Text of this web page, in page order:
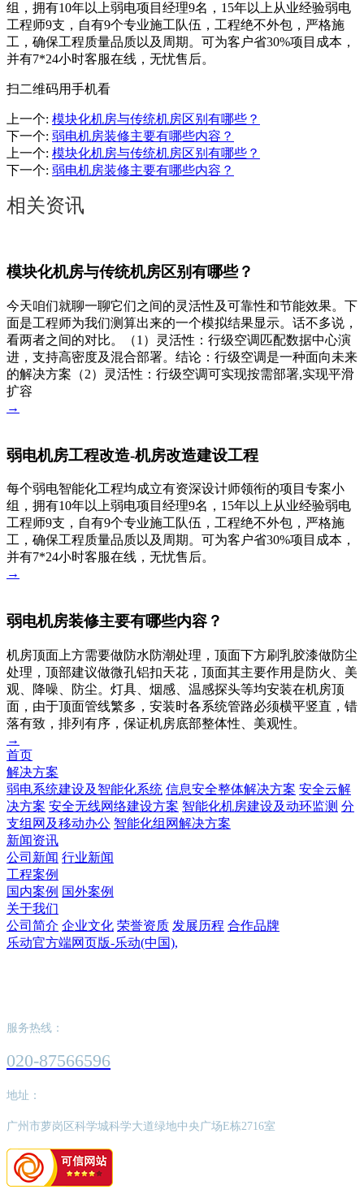
组，拥有10年以上弱电项目经理9名，15年以上从业经验弱电
工程师9支，自有9个专业施工队伍，工程绝不外包，严格施
工，确保工程质量品质以及周期。可为客户省30%项目成本，
并有7*24小时客服在线，无忧售后。
扫二维码用手机看
上一个: 模块化机房与传统机房区别有哪些？
下一个: 弱电机房装修主要有哪些内容？
上一个: 模块化机房与传统机房区别有哪些？
下一个: 弱电机房装修主要有哪些内容？
相关资讯
模块化机房与传统机房区别有哪些？
今天咱们就聊一聊它们之间的灵活性及可靠性和节能效果。下
面是工程师为我们测算出来的一个模拟结果显示。话不多说，
看两者之间的对比。（1）灵活性：行级空调匹配数据中心演
进，支持高密度及混合部署。结论：行级空调是一种面向未来
的解决方案（2）灵活性：行级空调可实现按需部署,实现平滑
扩容
→
弱电机房工程改造-机房改造建设工程
每个弱电智能化工程均成立有资深设计师领衔的项目专案小
组，拥有10年以上弱电项目经理9名，15年以上从业经验弱电
工程师9支，自有9个专业施工队伍，工程绝不外包，严格施
工，确保工程质量品质以及周期。可为客户省30%项目成本，
并有7*24小时客服在线，无忧售后。
→
弱电机房装修主要有哪些内容？
机房顶面上方需要做防水防潮处理，顶面下方刷乳胶漆做防尘
处理，顶部建议做微孔铝扣天花，顶面其主要作用是防火、美
观、降噪、防尘。灯具、烟感、温感探头等均安装在机房顶
面，由于顶面管线繁多，安装时各系统管路必须横平竖直，错
落有致，排列有序，保证机房底部整体性、美观性。
→
首页
解决方案
弱电系统建设及智能化系统 信息安全整体解决方案 安全云解
决方案 安全无线网络建设方案 智能化机房建设及动环监测 分
支组网及移动办公 智能化组网解决方案
新闻资讯
公司新闻 行业新闻
工程案例
国内案例 国外案例
关于我们
公司简介 企业文化 荣誉资质 发展历程 合作品牌
乐动官方端网页版-乐动(中国),
服务热线：
020-87566596
地址：
广州市萝岗区科学城科学大道绿地中央广场E栋2716室